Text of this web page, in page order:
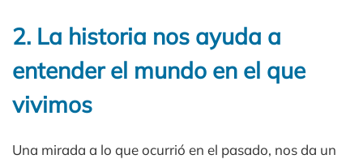
2. La historia nos ayuda a
entender el mundo en el que
vivimos
Una mirada a lo que ocurrió en el pasado, nos da un